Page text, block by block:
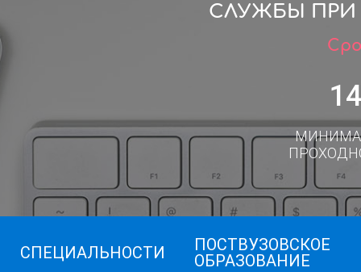
СЛУЖБЫ ПРИ
СПЕЦИАЛЬНОСТИ
ПОСТВУЗОВСКОЕ
ОБРАЗОВАНИЕ